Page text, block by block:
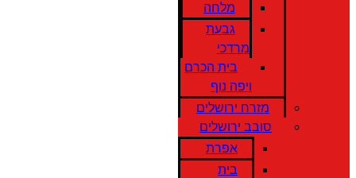
מלחה
גבעת
מרדכי
בית הכרם
ויפה נוף
מזרח ירושלים
סובב ירושלים
אפרת
בית